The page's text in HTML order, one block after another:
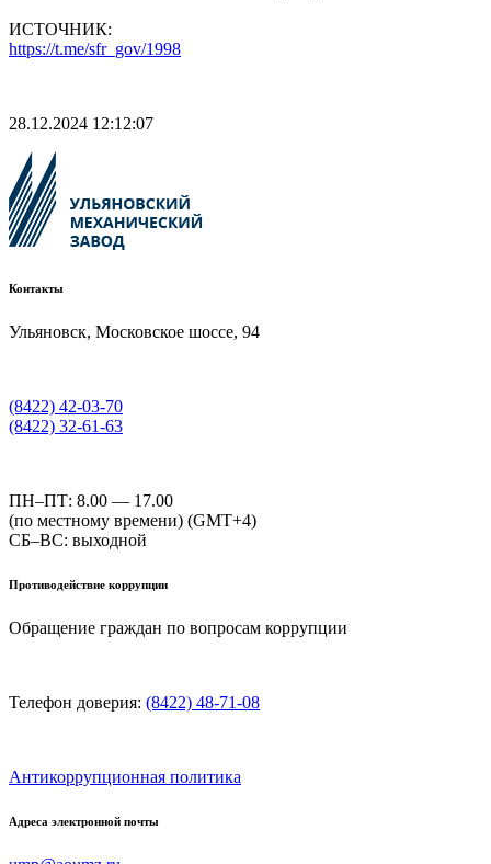
ИСТОЧНИК:
https://t.me/sfr_gov/1998
28.12.2024 12:12:07
Контакты
Ульяновск, Московское шоссе, 94
(8422) 42-03-70
(8422) 32-61-63
ПН–ПТ: 8.00 — 17.00
(по местному времени) (GMT+4)
СБ–ВС: выходной
Противодействие коррупции
Обращение граждан по вопросам коррупции
Телефон доверия: (8422) 48-71-08
Антикоррупционная политика
Адреса электронной почты